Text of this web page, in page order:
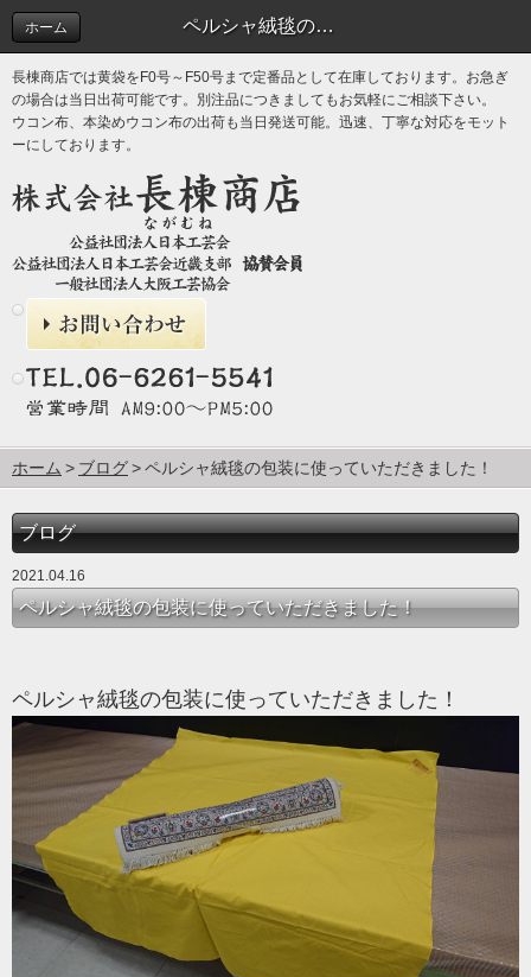
ペルシャ絨毯の包装に使っていただきました！ | ブログ
ホーム
長棟商店では黄袋をF0号～F50号まで定番品として在庫しております。お急ぎ
の場合は当日出荷可能です。別注品につきましてもお気軽にご相談下さい。
ウコン布、本染めウコン布の出荷も当日発送可能。迅速、丁寧な対応をモット
ーにしております。
ホーム ブログ ペルシャ絨毯の包装に使っていただきました！
ブログ
2021.04.16
ペルシャ絨毯の包装に使っていただきました！
ペルシャ絨毯の包装に使っていただきました！